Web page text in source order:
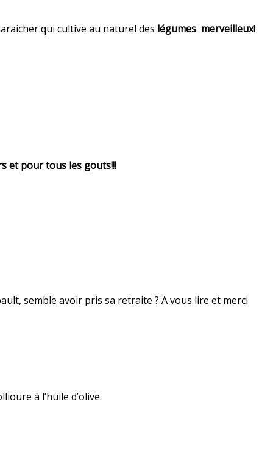
qui cultive au naturel des légumes merveilleux!
et pour tous les gouts!!!
semble avoir pris sa retraite ? A vous lire et merci
à l’huile d’olive.